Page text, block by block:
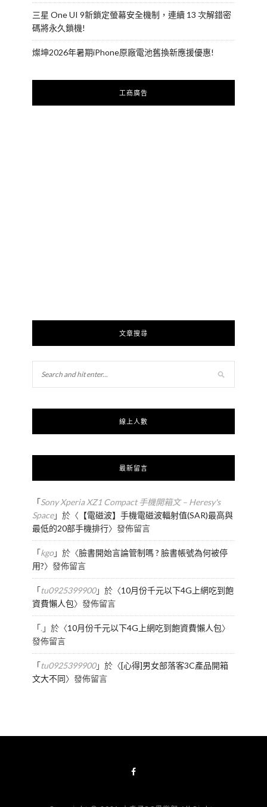
三星 One UI 9新鎖定螢幕安全機制，連續 13 次解錯密
碼將永久鎖機!
燦坤2026年暑期iPhone原廠電池舊換新應援優惠!
工商廣告
文章搜尋
線上人數
最新留言
「Sony Xperia XZ1 Compact 手機開箱文 – Heresy's
Space」於〈 【電磁波】手機電磁波輻射值(SAR)最高與
最低的20部手機排行〉發佈留言
「kgo」於〈臉書開始言論管制嗎 ? 臉書帳號為何被停
用?〉發佈留言
「tu0925399900」於〈10月份千元以下4G上網吃到飽
資費懶人包〉發佈留言
「.」於〈10月份千元以下4G上網吃到飽資費懶人包〉
發佈留言
「tu0925399900」於〈[心得]男女部落客3C產品開箱
文大不同〉發佈留言